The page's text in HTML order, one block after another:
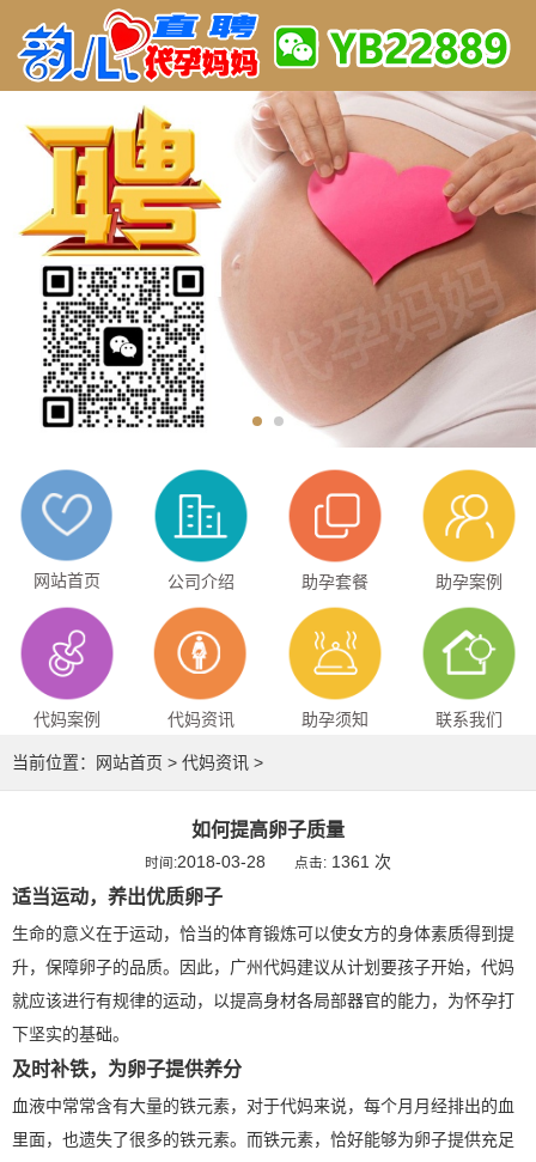
网站首页 公司介绍 助孕套餐 助孕案例
代妈案例 代妈资讯 助孕须知 联系我们
当前位置： 网站首页 > 代妈资讯 >
如何提高卵子质量
时间:2018-03-28 点击: 1361 次
适当运动，养出优质卵子
生命的意义在于运动，恰当的体育锻炼可以使女方的身体素质得到提
升，保障卵子的品质。因此，广州代妈建议从计划要孩子开始，代妈
就应该进行有规律的运动，以提高身材各局部器官的能力，为怀孕打
下坚实的基础。
及时补铁，为卵子提供养分
血液中常常含有大量的铁元素，对于代妈来说，每个月月经排出的血
里面，也遗失了很多的铁元素。而铁元素，恰好能够为卵子提供充足